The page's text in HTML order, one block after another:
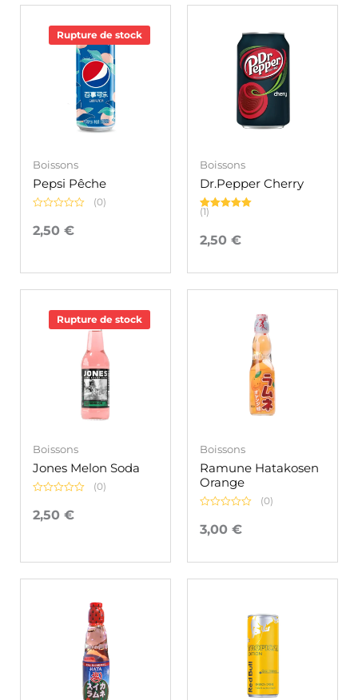
Rupture de stock
Boissons
Pepsi Pêche
0
sur
(0)
2,50 €
Boissons
Dr.Pepper Cherry
Note
(1)
2,50 €
Rupture de stock
Boissons
Jones Melon Soda
0
sur
(0)
2,50 €
Boissons
Ramune Hatakosen
Orange
0
sur
(0)
3,00 €